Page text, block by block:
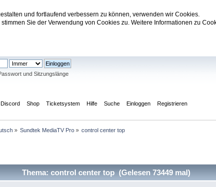
und fortlaufend verbessern zu können, verwenden wir Cookies.
Sie der Verwendung von Cookies zu. Weitere Informationen zu
Forum
und Sitzungslänge
Discord Shop Ticketsystem Hilfe Suche Einloggen Registrieren
» Sundtek MediaTV Pro » control center top
Thema: control center top (Gelesen 73449 mal)